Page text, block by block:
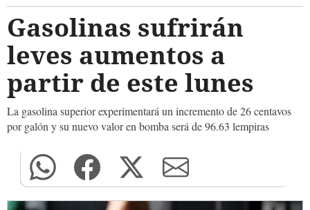
Gasolinas sufrirán
leves aumentos a
partir de este lunes
La gasolina superior experimentará un incremento de 26 centavos
por galón y su nuevo valor en bomba será de 96.63 lempiras